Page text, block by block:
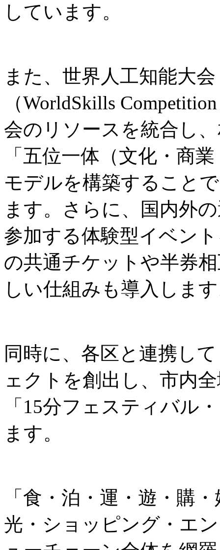
しています。
また、世界人工知能大
（WorldSkills
会のリソースを統合し
「五位一体（文化・商
モデルを構築すること
ます。さらに、国内外
参加する体験型イベン
の共通チケットや半券
しい仕組みも導入しま
同時に、各区と連携し
ェクトを創出し、市内
「15分フェスティバル
ます。
「食・泊・運・遊・購
光・ショッピング・エ